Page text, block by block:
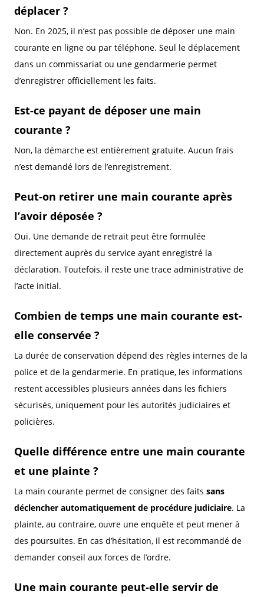
déplacer ?
Non. En 2025, il n’est pas possible de déposer une main
courante en ligne ou par téléphone. Seul le déplacement
dans un commissariat ou une gendarmerie permet
d’enregistrer officiellement les faits.
Est-ce payant de déposer une main
courante ?
Non, la démarche est entièrement gratuite. Aucun frais
n’est demandé lors de l’enregistrement.
Peut-on retirer une main courante après
l’avoir déposée ?
Oui. Une demande de retrait peut être formulée
directement auprès du service ayant enregistré la
déclaration. Toutefois, il reste une trace administrative de
l’acte initial.
Combien de temps une main courante est-
elle conservée ?
La durée de conservation dépend des règles internes de la
police et de la gendarmerie. En pratique, les informations
restent accessibles plusieurs années dans les fichiers
sécurisés, uniquement pour les autorités judiciaires et
policières.
Quelle différence entre une main courante
et une plainte ?
La main courante permet de consigner des faits sans
déclencher automatiquement de procédure judiciaire. La
plainte, au contraire, ouvre une enquête et peut mener à
des poursuites. En cas d’hésitation, il est recommandé de
demander conseil aux forces de l’ordre.
Une main courante peut-elle servir de